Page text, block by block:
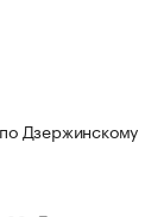
Дзержинскому